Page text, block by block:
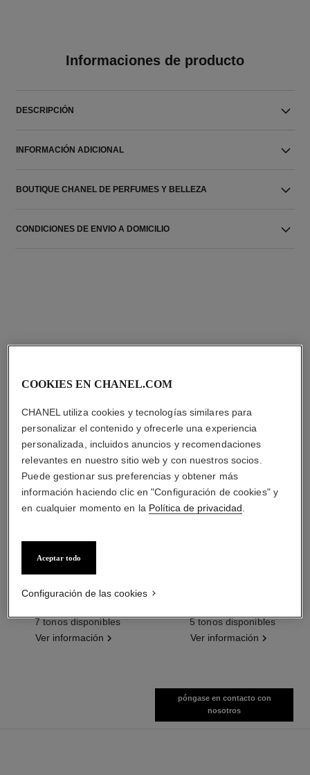
Informaciones de producto
DESCRIPCIÓN
INFORMACIÓN ADICIONAL
BOUTIQUE CHANEL DE PERFUMES Y BELLEZA
CONDICIONES DE ENVIO A DOMICILIO
Ref. 169060
7 tonos disponibles
Ver información
Ref. 168242
5 tonos disponibles
Ver información
póngase en contacto con
nosotros
COOKIES EN CHANEL.COM
CHANEL utiliza cookies y tecnologías similares para
personalizar el contenido y ofrecerle una experiencia
personalizada, incluidos anuncios y recomendaciones
relevantes en nuestro sitio web y con nuestros socios.
Puede gestionar sus preferencias y obtener más
información haciendo clic en "Configuración de cookies" y
en cualquier momento en la Política de privacidad
Aceptar todo
Configuración de las cookies